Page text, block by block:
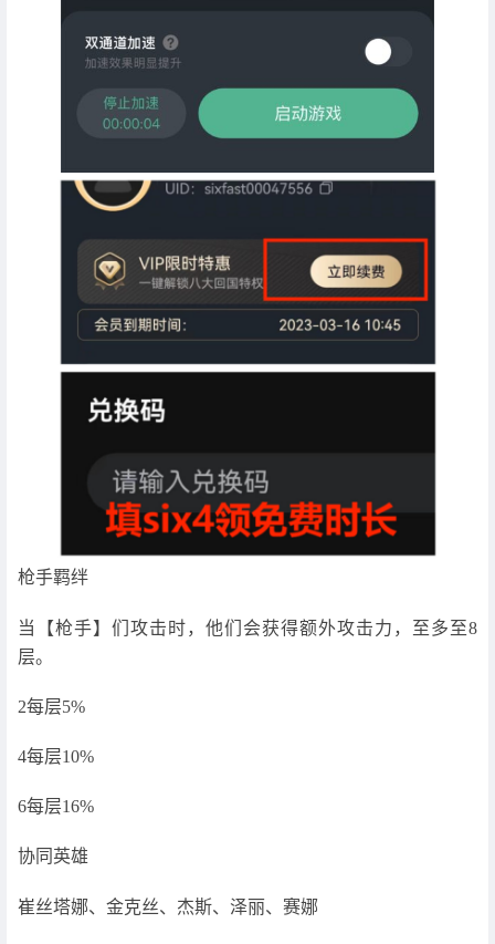
枪手羁绊
当【枪手】们攻击时，他们会获得额外攻击力，至多至8
层。
2每层5%
4每层10%
6每层16%
协同英雄
崔丝塔娜、金克丝、杰斯、泽丽、赛娜